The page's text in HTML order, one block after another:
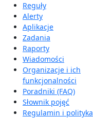
Reguły
Alerty
Aplikacje
Zadania
Raporty
Wiadomości
Organizacje i ich
funkcjonalności
Poradniki (FAQ)
Słownik pojęć
Regulamin i polityka